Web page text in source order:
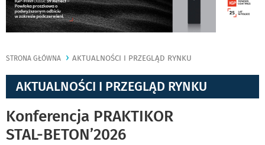
STRONA GŁÓWNA AKTUALNOŚCI I PRZEGLĄD RYNKU
AKTUALNOŚCI I PRZEGLĄD RYNKU
Konferencja PRAKTIKOR
STAL-BETON’2026